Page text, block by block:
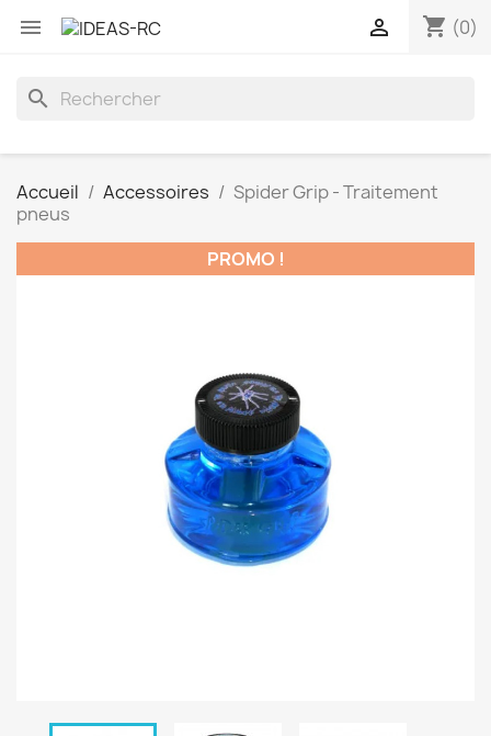
 shopping_cart (0)

search
Accueil Accessoires
Spider Grip - Traitement
pneus
PROMO !